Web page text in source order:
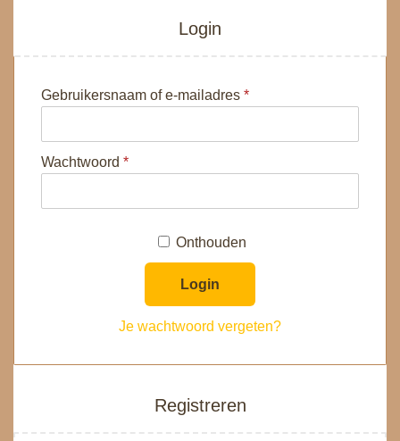
Login
Gebruikersnaam of e-mailadres *V
r
s
Wachtwoord *V
r
Onthouden
Login
Je wachtwoord vergeten?
Registreren